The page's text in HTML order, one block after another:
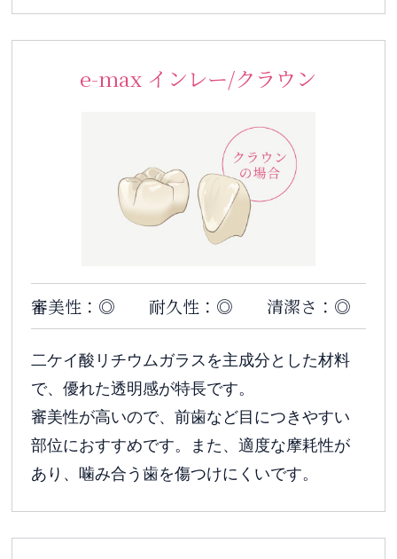
e-max インレー/クラウン
審美性：◎ 耐久性：◎ 清潔さ：◎
二ケイ酸リチウムガラスを主成分とした材料
で、優れた透明感が特長です。
審美性が高いので、前歯など目につきやすい
部位におすすめです。また、適度な摩耗性が
あり、噛み合う歯を傷つけにくいです。